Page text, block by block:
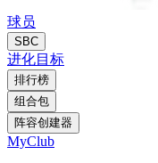
球员
SBC
进化目标
排行榜
组合包
阵容创建器
MyClub